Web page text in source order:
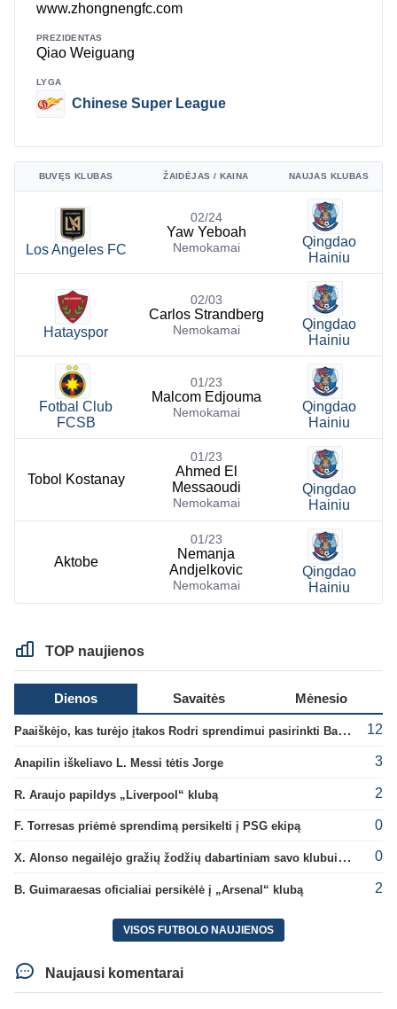
www.zhongnengfc.com
PREZIDENTAS
Qiao Weiguang
LYGA
Chinese Super League
BUVĘS KLUBAS ŽAIDĖJAS / KAINA NAUJAS KLUBAS
Los Angeles FC
02/24
Yaw Yeboah
Nemokamai
Qingdao
Hainiu
Hatayspor
02/03
Carlos Strandberg
Nemokamai
Qingdao
Hainiu
Fotbal Club
FCSB
01/23
Malcom Edjouma
Nemokamai
Qingdao
Hainiu
Tobol Kostanay
01/23
Ahmed El
Messaoudi
Nemokamai
Qingdao
Hainiu
Aktobe
01/23
Nemanja
Andjelkovic
Nemokamai
Qingdao
Hainiu
TOP naujienos
Dienos Savaitės Mėnesio
Paaiškėjo, kas turėjo įtakos Rodri sprendimui pasirinkti Barselonos pusę 12
Anapilin iškeliavo L. Messi tėtis Jorge 3
R. Araujo papildys „Liverpool“ klubą 2
F. Torresas priėmė sprendimą persikelti į PSG ekipą 0
X. Alonso negailėjo gražių žodžių dabartiniam savo klubui „Chelsea“ 0
B. Guimaraesas oficialiai persikėlė į „Arsenal“ klubą 2
VISOS FUTBOLO NAUJIENOS
Naujausi komentarai